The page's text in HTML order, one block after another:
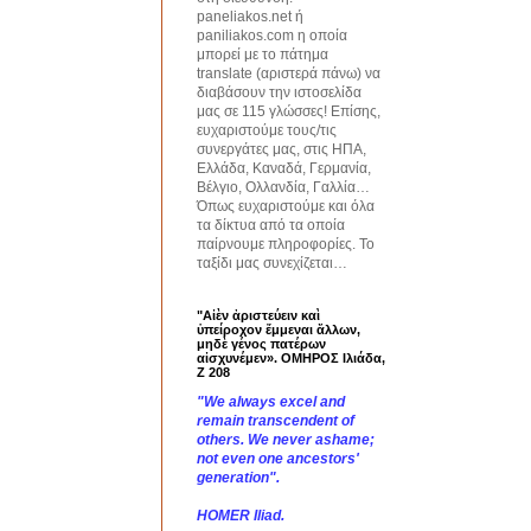
paneliakos.net ή
paniliakos.com η οποία
μπορεί με το πάτημα
translate (αριστερά πάνω) να
διαβάσουν την ιστοσελίδα
μας σε 115 γλώσσες! Επίσης,
ευχαριστούμε τους/τις
συνεργάτες μας, στις ΗΠΑ,
Ελλάδα, Καναδά, Γερμανία,
Βέλγιο, Ολλανδία, Γαλλία…
Όπως ευχαριστούμε και όλα
τα δίκτυα από τα οποία
παίρνουμε πληροφορίες. Το
ταξίδι μας συνεχίζεται…
"Αἰὲν ἀριστεύειν καὶ
ὑπείροχον ἔμμεναι ἄλλων,
μηδὲ γένος πατέρων
αἰσχυνέμεν». ΟΜΗΡΟΣ Ιλιάδα,
Ζ 208
"We always excel and
remain transcendent of
others. We never ashame;
not even one ancestors'
generation".
HOMER Iliad.